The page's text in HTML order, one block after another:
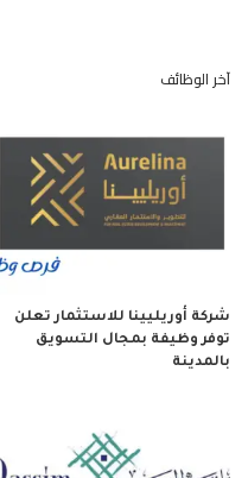
آخر الوظائف
شركة أوريليينا للاستثمار تعلن
توفر وظيفة بمجال التسويق
بالمدينة